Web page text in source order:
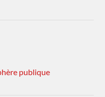
publique